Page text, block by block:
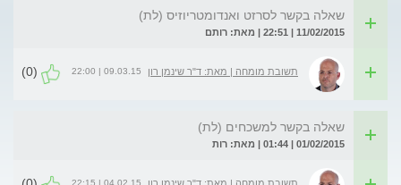
שאלה בקשר לסרזט ואנדומטריוזיס (לת)
11/02/2015 | 22:51 | מאת: רותם
תשובת מומחה | מאת: ד"ר שינמן רון 09.03.15 | 22:00
(0)
שאלה בקשר למשכחים (לת)
01/02/2015 | 01:44 | מאת: רות
04.02.15 | 22:15